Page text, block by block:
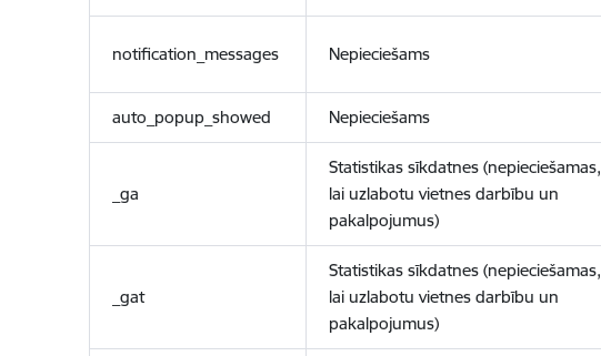
notification_messages Nepieciešams
auto_popup_showed Nepieciešams
_ga
Statistikas sīkdatnes (nepieciešamas,
lai uzlabotu vietnes darbību un
pakalpojumus)
_gat
Statistikas sīkdatnes (nepieciešamas,
lai uzlabotu vietnes darbību un
pakalpojumus)